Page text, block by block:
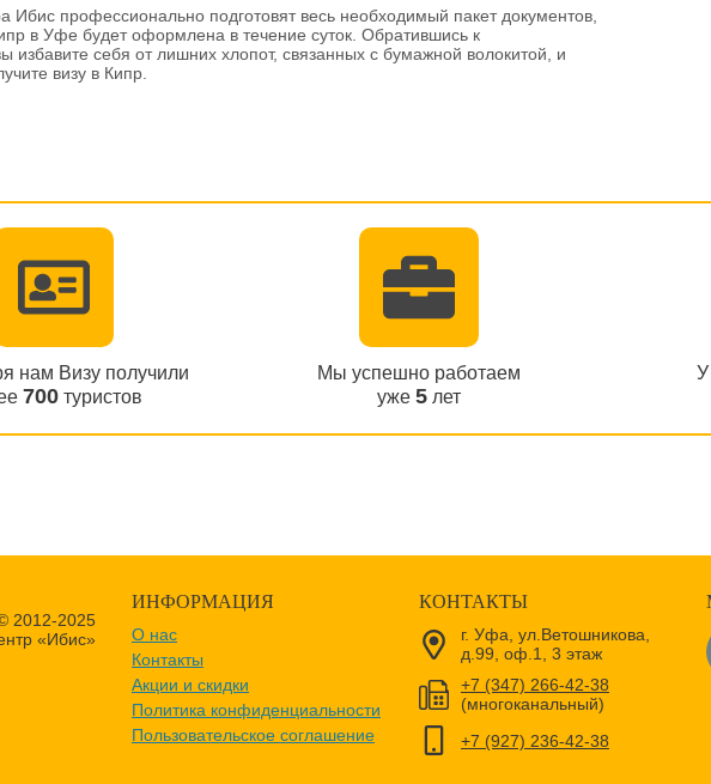
Ибис профессионально подготовят весь необходимый пакет документов,
в Уфе будет оформлена в течение суток. Обратившись к
избавите себя от лишних хлопот, связанных с бумажной волокитой, и
визу в Кипр.
нам Визу получили
700 туристов
Мы успешно работаем
уже 5лет
У
2012-2025
«Ибис»
ИНФОРМАЦИЯ
О нас
Контакты
Акции и скидки
Политика конфиденциальности
Пользовательское соглашение
КОНТАКТЫ
г. Уфа, ул.Ветошникова,
д.99, оф.1, 3 этаж
+7 (347) 266-42-38
(многоканальный)
+7 (927) 236-42-38